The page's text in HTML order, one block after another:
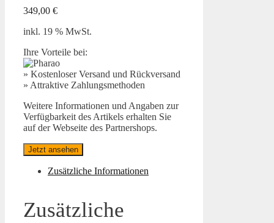
349,00 €
inkl. 19 % MwSt.
Ihre Vorteile bei:
» Kostenloser Versand und Rückversand
» Attraktive Zahlungsmethoden
Weitere Informationen und Angaben zur
Verfügbarkeit des Artikels erhalten Sie
auf der Webseite des Partnershops.
Jetzt ansehen
Zusätzliche Informationen
Zusätzliche